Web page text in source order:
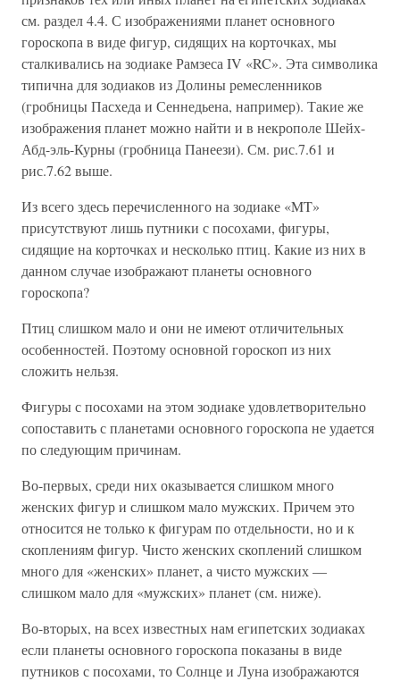
см. раздел 4.4. С изображениями планет основного
гороскопа в виде фигур, сидящих на корточках, мы
сталкивались на зодиаке Рамзеса IV «RC». Эта символика
типична для зодиаков из Долины ремесленников
(гробницы Пасхеда и Сеннедьена, например). Такие же
изображения планет можно найти и в некрополе Шейх-
Абд-эль-Курны (гробница Панеези). См. рис.7.61 и
рис.7.62 выше.
Из всего здесь перечисленного на зодиаке «MT»
присутствуют лишь путники с посохами, фигуры,
сидящие на корточках и несколько птиц. Какие из них в
данном случае изображают планеты основного
гороскопа?
Птиц слишком мало и они не имеют отличительных
особенностей. Поэтому основной гороскоп из них
сложить нельзя.
Фигуры с посохами на этом зодиаке удовлетворительно
сопоставить с планетами основного гороскопа не удается
по следующим причинам.
Во-первых, среди них оказывается слишком много
женских фигур и слишком мало мужских. Причем это
относится не только к фигурам по отдельности, но и к
скоплениям фигур. Чисто женских скоплений слишком
много для «женских» планет, а чисто мужских —
слишком мало для «мужских» планет (см. ниже).
Во-вторых, на всех известных нам египетских зодиаках
если планеты основного гороскопа показаны в виде
путников с посохами, то Солнце и Луна изображаются